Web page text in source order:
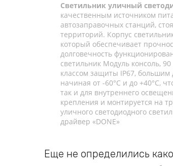
Светильник уличный
качественным источником
автозаправочных станций,
территорий. Корпус
который обеспечивает
долговечность
светильник Модуль консоль,
классом защиты IP67,
начиная от -60°C и до +40°C,
так и для внутреннего
крепления и монтируется на
уличного светодиодного
драйвер «DONE»
Еще не определились